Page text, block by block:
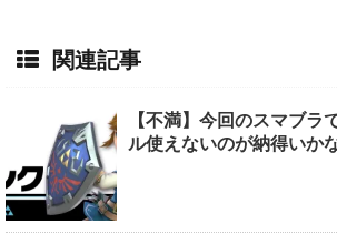
関連記事
【不満】今回のスマブラ
ル使えないのが納得いか